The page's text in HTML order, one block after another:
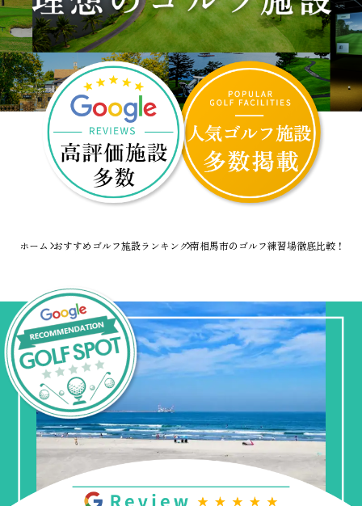
ホーム おすすめゴルフ施設ランキング南相馬市のゴルフ練習場徹底比較！爆